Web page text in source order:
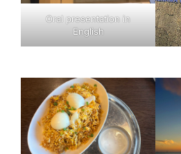
Oral presentation in
English